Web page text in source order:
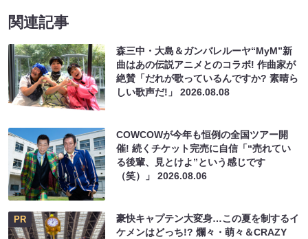
関連記事
森三中・大島＆ガンバレルーヤ“MyM”新
曲はあの伝説アニメとのコラボ! 作曲家が
絶賛「だれが歌っているんですか? 素晴ら
しい歌声だ!」2026.08.08
COWCOWが今年も恒例の全国ツアー開
催! 続くチケット完売に自信「“売れてい
る後輩、見とけよ”という感じです
（笑）」2026.08.06
PR
豪快キャプテン大変身…この夏を制するイ
ケメンはどっち!? 爛々・萌々＆CRAZY